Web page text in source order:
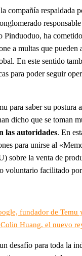
compañía respaldada
Pinduoduo, ha
a multas que pueden
En este sentido
para poder seguir
para saber su postura
dicho que se toman
las autoridades. En
para unirse al
sobre la venta de
voluntario facilitado
fundador de Temu
Huang, el nuevo
desafío para toda la